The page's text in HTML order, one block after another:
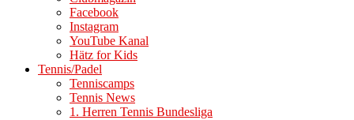
Facebook
Instagram
YouTube Kanal
Hätz for Kids
Tennis/Padel
Tenniscamps
Tennis News
1. Herren Tennis Bundesliga